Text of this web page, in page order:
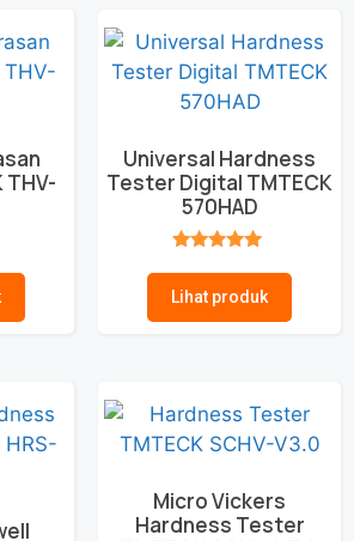
THV-
Universal Hardness
Tester Digital TMTECK
570HAD
Lihat produk
Micro Vickers
Hardness Tester